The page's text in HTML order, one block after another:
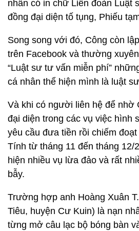
nhân có in chữ Liên đoàn Luật
đồng đại diện tố tụng, Phiếu
Song song với đó, Công còn
trên Facebook và thường
“Luật sư tư vấn miễn phí”
cá nhân thể hiện mình là luật
Và khi có người liên hệ để nhờ
đại diện trong các vụ việc hình
yêu cầu đưa tiền rồi chiếm
Tính từ tháng 11 đến tháng 12/
hiện nhiều vụ lừa đảo và rất
bẫy.
Trường hợp anh Hoàng Xuân
Tiêu, huyện Cư Kuin) là nạn
từng mở câu lạc bộ bóng bàn